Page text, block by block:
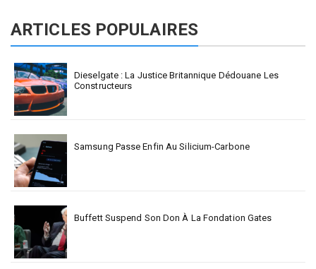
ARTICLES POPULAIRES
Dieselgate : La Justice Britannique Dédouane Les
Constructeurs
Samsung Passe Enfin Au Silicium-Carbone
Buffett Suspend Son Don À La Fondation Gates